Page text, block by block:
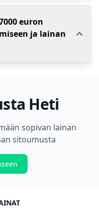
euron
ja lainan
Heti
sopivan lainan
sitoumusta